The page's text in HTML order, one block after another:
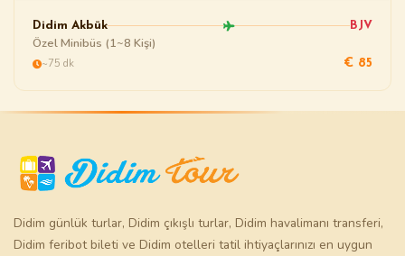
Didim Akbük BJV
Özel Minibüs (1~8 Kişi)
~75 dk € 85
Didim günlük turlar, Didim çıkışlı turlar, Didim havalimanı transferi,
Didim feribot bileti ve Didim otelleri tatil ihtiyaçlarınızı en uygun